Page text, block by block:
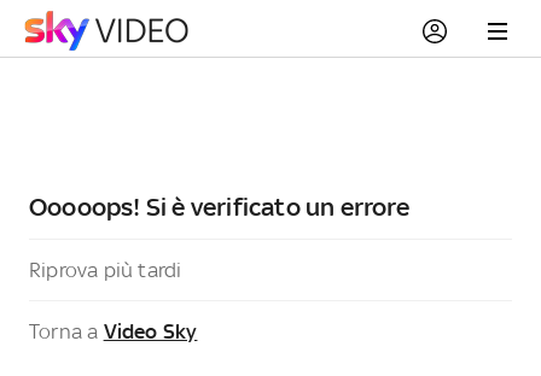
Ooooops! Si è verificato un errore
Riprova più tardi
Torna a Video Sky